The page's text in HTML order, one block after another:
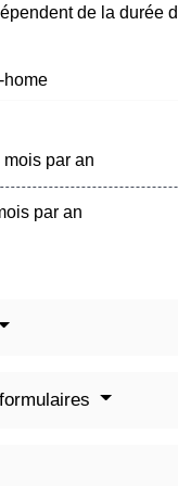
de la durée
home
par an
par an